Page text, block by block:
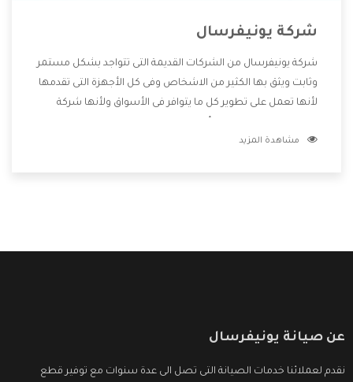
شركة يونيفرسال
شركة يونيفرسال من الشركات القديمة التى تتواجد بشكل مستمر
وثابت ويثق بها الكثير من الاشخاص وفى كل الأجهزة التى تقدمها
لأنها تعمل على تطوير كل ما يتوافر فى الأسواق ولأنها شركة
وتقدم للعملاء أقوى العروض والخصومات التى تسهل على
مشاهدة المزيد
عن صيانة يونيفرسال
نقدم لعملائنا خدمات الصيانة التى تصل الى عدة سنوات مع توفير قطع